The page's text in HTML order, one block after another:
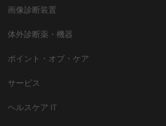
画像診断装置
体外診断薬・機器
ポイント・オブ・ケア
サービス
ヘルスケア IT